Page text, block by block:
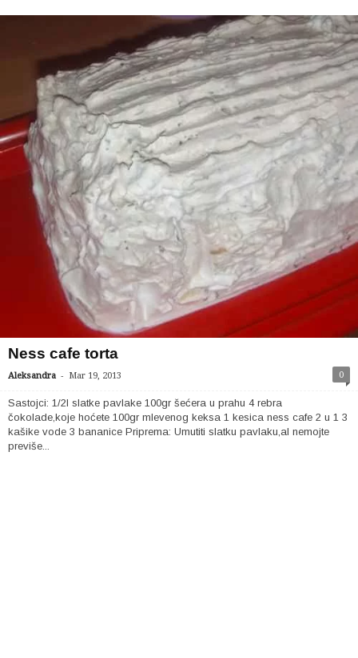
Ness cafe torta
Aleksandra - Mar 19, 2013 0
Sastojci: 1/2l slatke pavlake 100gr šećera u prahu 4 rebra
čokolade,koje hoćete 100gr mlevenog keksa 1 kesica ness cafe 2 u 1 3
kašike vode 3 bananice Priprema: Umutiti slatku pavlaku,al nemojte
previše...